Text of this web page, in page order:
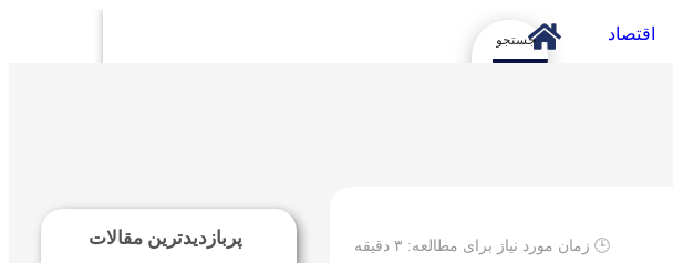
اقتصاد
🕒 زمان مورد نیاز برای مطالعه: ۳ دقیقه پربازدیدترین مقالات